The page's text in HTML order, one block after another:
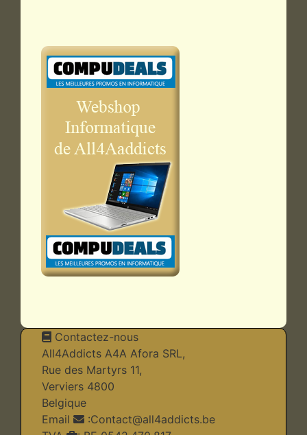
Contactez-nous
All4Addicts A4A Afora SRL,
Rue des Martyrs 11,
Verviers 4800
Belgique
Email
:Contact@all4addicts.be